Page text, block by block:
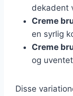
dekadent
Creme
en syrlig
Creme
og
Disse